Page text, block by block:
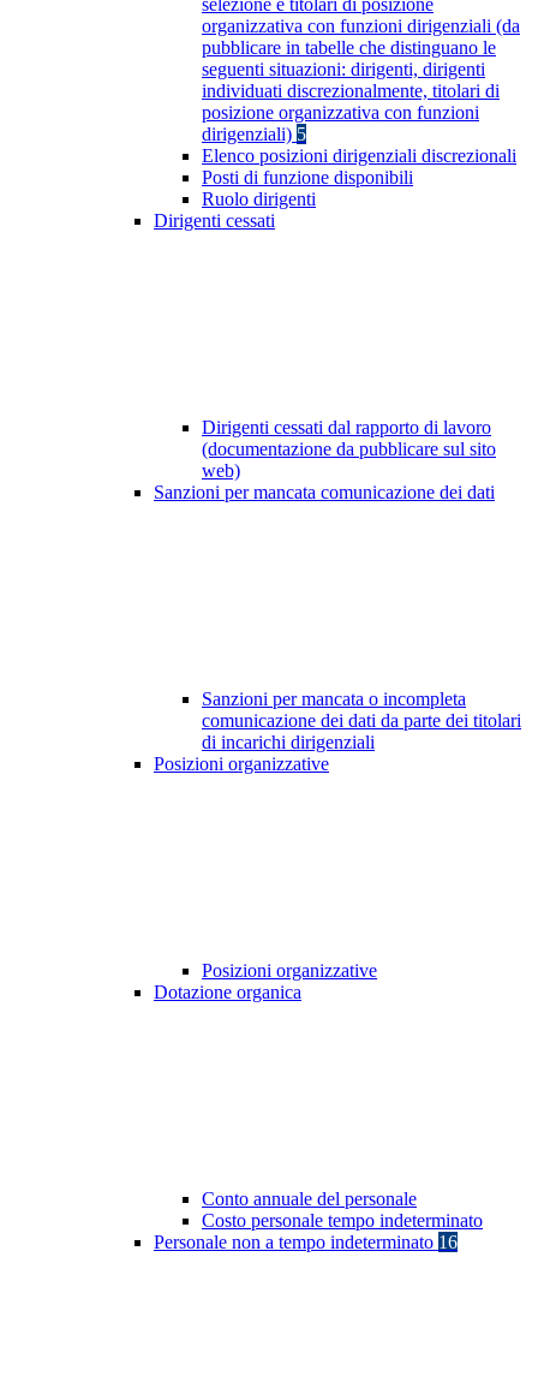
selezione e titolari di posizione
organizzativa con funzioni dirigenziali (da
pubblicare in tabelle che distinguano le
seguenti situazioni: dirigenti, dirigenti
individuati discrezionalmente, titolari di
posizione organizzativa con funzioni
dirigenziali) 5
Elenco posizioni dirigenziali discrezionali
Posti di funzione disponibili
Ruolo dirigenti
Dirigenti cessati
Dirigenti cessati dal rapporto di lavoro
(documentazione da pubblicare sul sito
web)
Sanzioni per mancata comunicazione dei dati
Sanzioni per mancata o incompleta
comunicazione dei dati da parte dei titolari
di incarichi dirigenziali
Posizioni organizzative
Posizioni organizzative
Dotazione organica
Conto annuale del personale
Costo personale tempo indeterminato
Personale non a tempo indeterminato 16